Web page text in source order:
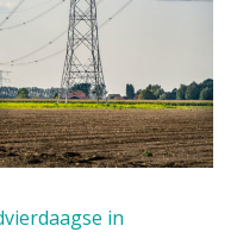
in